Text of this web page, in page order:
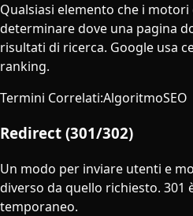
Qualsiasi elemento che i
determinare dove una pagina
risultati di ricerca. Google usa
ranking.
Termini Correlati:AlgoritmoSEO
Redirect (301/302)
Un modo per inviare utenti e
diverso da quello richiesto. 301
temporaneo.